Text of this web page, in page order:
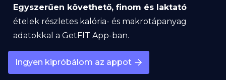
Egyszerűen követhető, finom és laktató
ételek részletes kalória- és makrotápanyag
adatokkal a GetFIT App-ban.
Ingyen kipróbálom az appot